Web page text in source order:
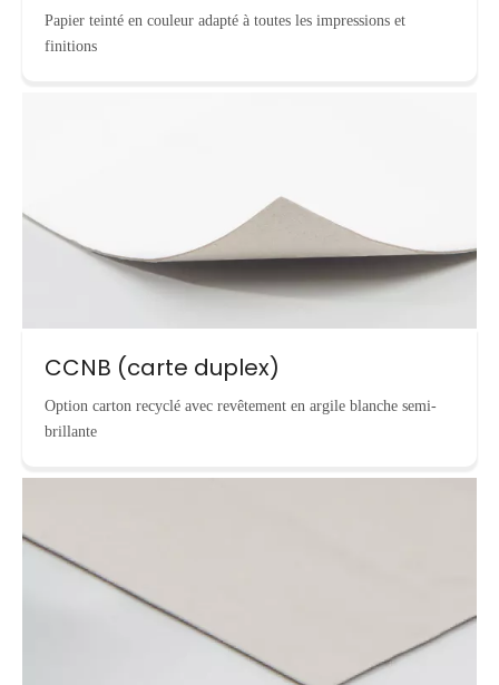
Papier teinté en couleur adapté à toutes les impressions et
finitions
CCNB (carte duplex)
Option carton recyclé avec revêtement en argile blanche semi-
brillante